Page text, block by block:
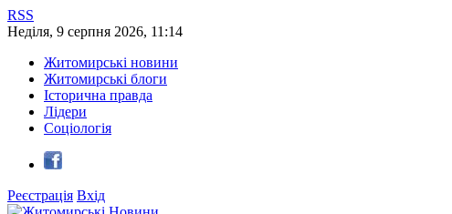
RSS
Неділя, 9 серпня 2026, 11:14
Житомирські новини
Житомирські блоги
Історична правда
Лідери
Соціологія
Реєстрація Вхід